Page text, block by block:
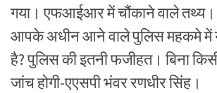
गया। एफआईआर में चौंकाने वाले तथ्य।
आपके अधीन आने वाले पुलिस महकमे में
है? पुलिस की इतनी फजीहत। बिना
जांच होगी-एएसपी भंवर रणधीर सिंह।